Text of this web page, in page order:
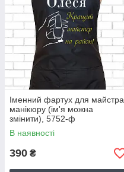
Іменний фартух для майстра
манікюру (ім'я можна
змінити), 5752-ф
В наявності
390 ₴